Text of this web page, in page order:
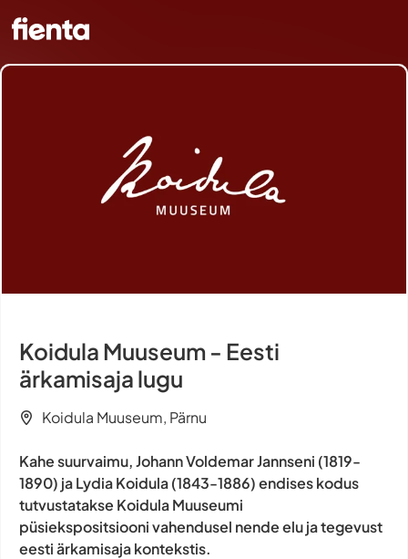
Koidula Muuseum - Eesti
ärkamisaja lugu
Koidula Muuseum, Pärnu
Kahe suurvaimu, Johann Voldemar Jannseni (1819-
1890) ja Lydia Koidula (1843-1886) endises kodus
tutvustatakse Koidula Muuseumi
püsiekspositsiooni vahendusel nende elu ja tegevust
eesti ärkamisaja kontekstis.